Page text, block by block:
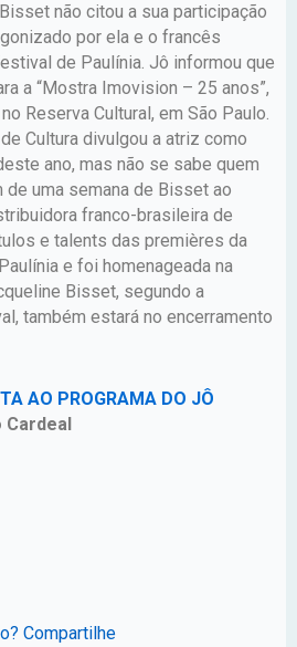
não citou a sua participação
por ela e o francês
de Paulínia. Jô informou que
a “Mostra Imovision – 25 anos”,
Reserva Cultural, em São Paulo.
Cultura divulgou a atriz como
ano, mas não se sabe quem
de uma semana de Bisset ao
franco-brasileira de
e talents das premières da
e foi homenageada na
Bisset, segundo a
também estará no encerramento
AO PROGRAMA DO JÔ
Compartilhe